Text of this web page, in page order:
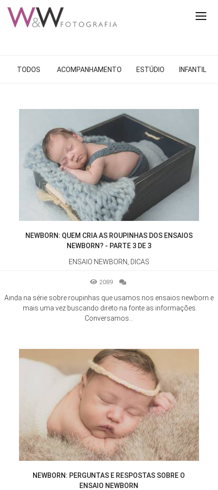
TODOS ACOMPANHAMENTO ESTÚDIO INFANTIL
NEWBORN: QUEM CRIA AS ROUPINHAS DOS ENSAIOS
NEWBORN? - PARTE 3 DE 3
ENSAIO NEWBORN, DICAS
2089
Ainda na série sobre roupinhas que usamos nos ensaios newborn e
mais uma vez buscando direto na fonte as informações.
Conversamos...
NEWBORN: PERGUNTAS E RESPOSTAS SOBRE O
ENSAIO NEWBORN